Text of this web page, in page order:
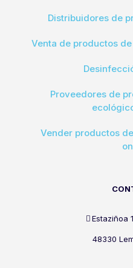
Distribuidores de
Venta de productos
Proveedores de
Vender productos
Estaziñoa
48330